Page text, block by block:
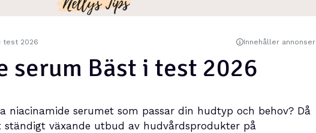
test 2026 Innehåller annonser
serum Bäst i test 2026
niacinamide serumet som passar din hudtyp och behov? Då
ständigt växande utbud av hudvårdsprodukter på